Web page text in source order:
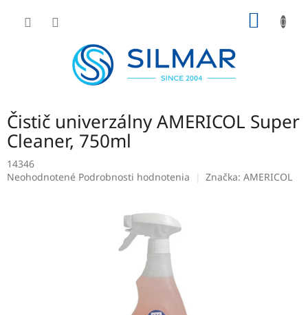
Čistič univerzálny AMERICOL Super
Cleaner, 750ml
14346
Priemerné
Neohodnotené Podrobnosti hodnotenia Značka: AMERICOL